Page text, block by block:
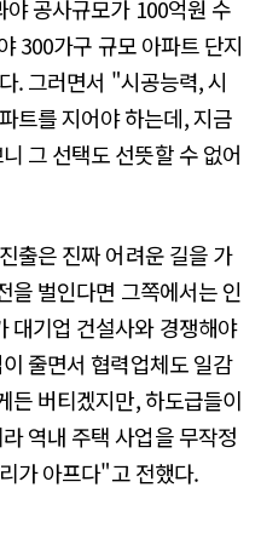
공사규모가 100억원 수
300가구 규모 아파트 단지
. 그러면서 "시공능력, 시
트를 지어야 하는데, 지금
그 선택도 선뜻할 수 없어
출은 진짜 어려운 길을 가
을 벌인다면 그쪽에서는 인
대기업 건설사와 경쟁해야
줄면서 협력업체도 일감
든 버티겠지만, 하도급들이
역내 주택 사업을 무작정
가 아프다"고 전했다.